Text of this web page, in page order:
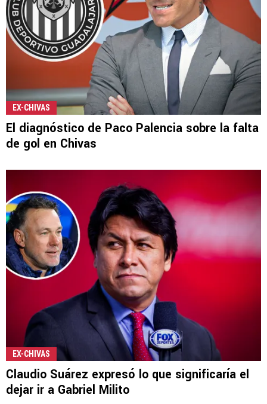
EX-CHIVAS
El diagnóstico de Paco Palencia sobre la falta
de gol en Chivas
EX-CHIVAS
Claudio Suárez expresó lo que significaría el
dejar ir a Gabriel Milito